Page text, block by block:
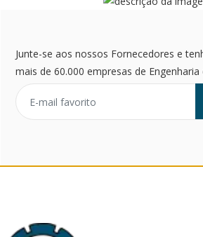
Junte-se aos nossos Fornecedores e
mais de 60.000 empresas de